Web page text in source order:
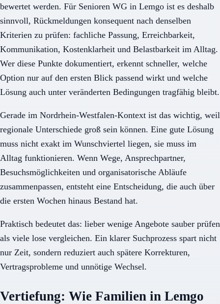
bewertet werden. Für Senioren WG in Lemgo ist es deshalb
sinnvoll, Rückmeldungen konsequent nach denselben
Kriterien zu prüfen: fachliche Passung, Erreichbarkeit,
Kommunikation, Kostenklarheit und Belastbarkeit im Alltag.
Wer diese Punkte dokumentiert, erkennt schneller, welche
Option nur auf den ersten Blick passend wirkt und welche
Lösung auch unter veränderten Bedingungen tragfähig bleibt.
Gerade im Nordrhein-Westfalen-Kontext ist das wichtig, weil
regionale Unterschiede groß sein können. Eine gute Lösung
muss nicht exakt im Wunschviertel liegen, sie muss im
Alltag funktionieren. Wenn Wege, Ansprechpartner,
Besuchsmöglichkeiten und organisatorische Abläufe
zusammenpassen, entsteht eine Entscheidung, die auch über
die ersten Wochen hinaus Bestand hat.
Praktisch bedeutet das: lieber wenige Angebote sauber prüfen
als viele lose vergleichen. Ein klarer Suchprozess spart nicht
nur Zeit, sondern reduziert auch spätere Korrekturen,
Vertragsprobleme und unnötige Wechsel.
Vertiefung: Wie Familien in Lemgo